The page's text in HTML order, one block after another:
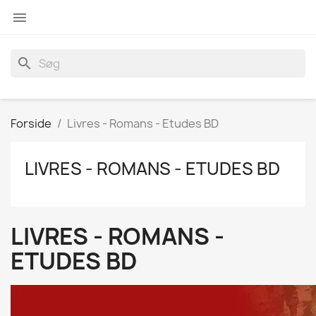

search
Forside Livres - Romans - Etudes BD
LIVRES - ROMANS - ETUDES BD
LIVRES - ROMANS -
ETUDES BD